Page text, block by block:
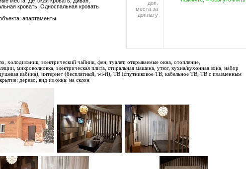
кровать, Односпальная кровать
апартаменты
доп.
места за
доплату
холодильник, электрический чайник, фен, туалет, открываемые окна, отопление,
микроволновка, электрическая плита, стиральная машина, утюг, кухня/кухонная зона, набор
кабина), интернет (бесплатный, wi-fi), ТВ (cпутниковое ТВ, кабельное ТВ, ТВ с плазменным
дерево, вид из окна: на склон